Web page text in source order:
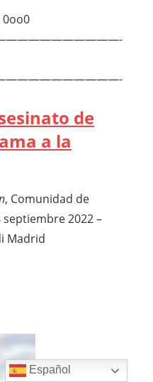
de
a la
, Comunidad de
septiembre 2022 –
Madrid
Español